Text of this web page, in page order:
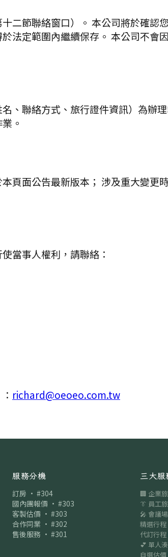
二節聯絡窗口）。 本公司將於確
法定範圍內繼續保存。 本公司不
、聯絡方式、旅行證件資訊）為辦
。
頁面公告最新版本； 涉及重大變
當事人權利，請聯絡：
richard@oeoeo.com.tw
服務分機
訂房 · #304
國內團報價 · #303
客製估價 · #303
合作同業 · #302
售後服務 · #301
三大服
🏢 企業
👔 員工
🎤 會議
精選行程
代訂行程
💕 單人
自選估價